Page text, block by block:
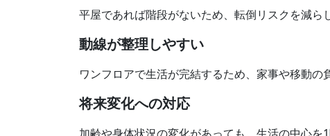
平屋であれば階段がないため、転倒リスクを減ら
動線が整理しやすい
ワンフロアで生活が完結するため、家事や移動の
将来変化への対応
加齢や身体状況の変化があっても、生活の中心を